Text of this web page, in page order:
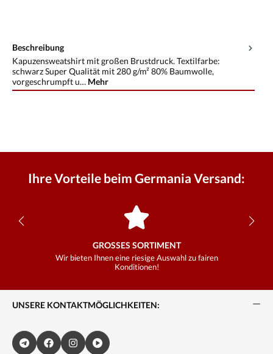
Beschreibung
Kapuzensweatshirt mit großen Brustdruck. Textilfarbe:
schwarz Super Qualität mit 280 g/m² 80% Baumwolle,
vorgeschrumpft u… Mehr
Ihre Vorteile beim Germania Versand:
GROSSES SORTIMENT
Wir bieten Ihnen eine riesige Auswahl zu fairen
Konditionen!
UNSERE KONTAKTMÖGLICHKEITEN: